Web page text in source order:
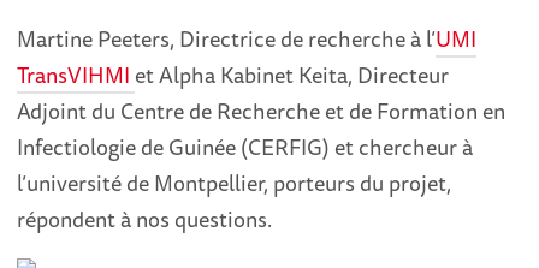
Martine Peeters, Directrice de recherche à l’UMI
TransVIHMI et Alpha Kabinet Keita, Directeur
Adjoint du Centre de Recherche et de Formation en
Infectiologie de Guinée (CERFIG) et chercheur à
l’université de Montpellier, porteurs du projet,
répondent à nos questions.